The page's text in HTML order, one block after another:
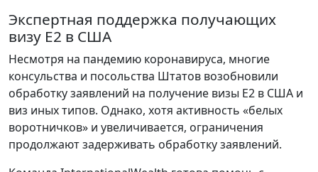
Экспертная поддержка получающих
визу E2 в США
Несмотря на пандемию коронавируса, многие
консульства и посольства Штатов возобновили
обработку заявлений на получение визы E2 в США и
виз иных типов. Однако, хотя активность «белых
воротничков» и увеличивается, ограничения
продолжают задерживать обработку заявлений.